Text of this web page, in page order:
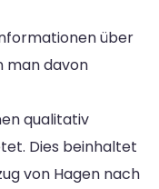
über
man davon
qualitativ
Dies beinhaltet
von Hagen nach